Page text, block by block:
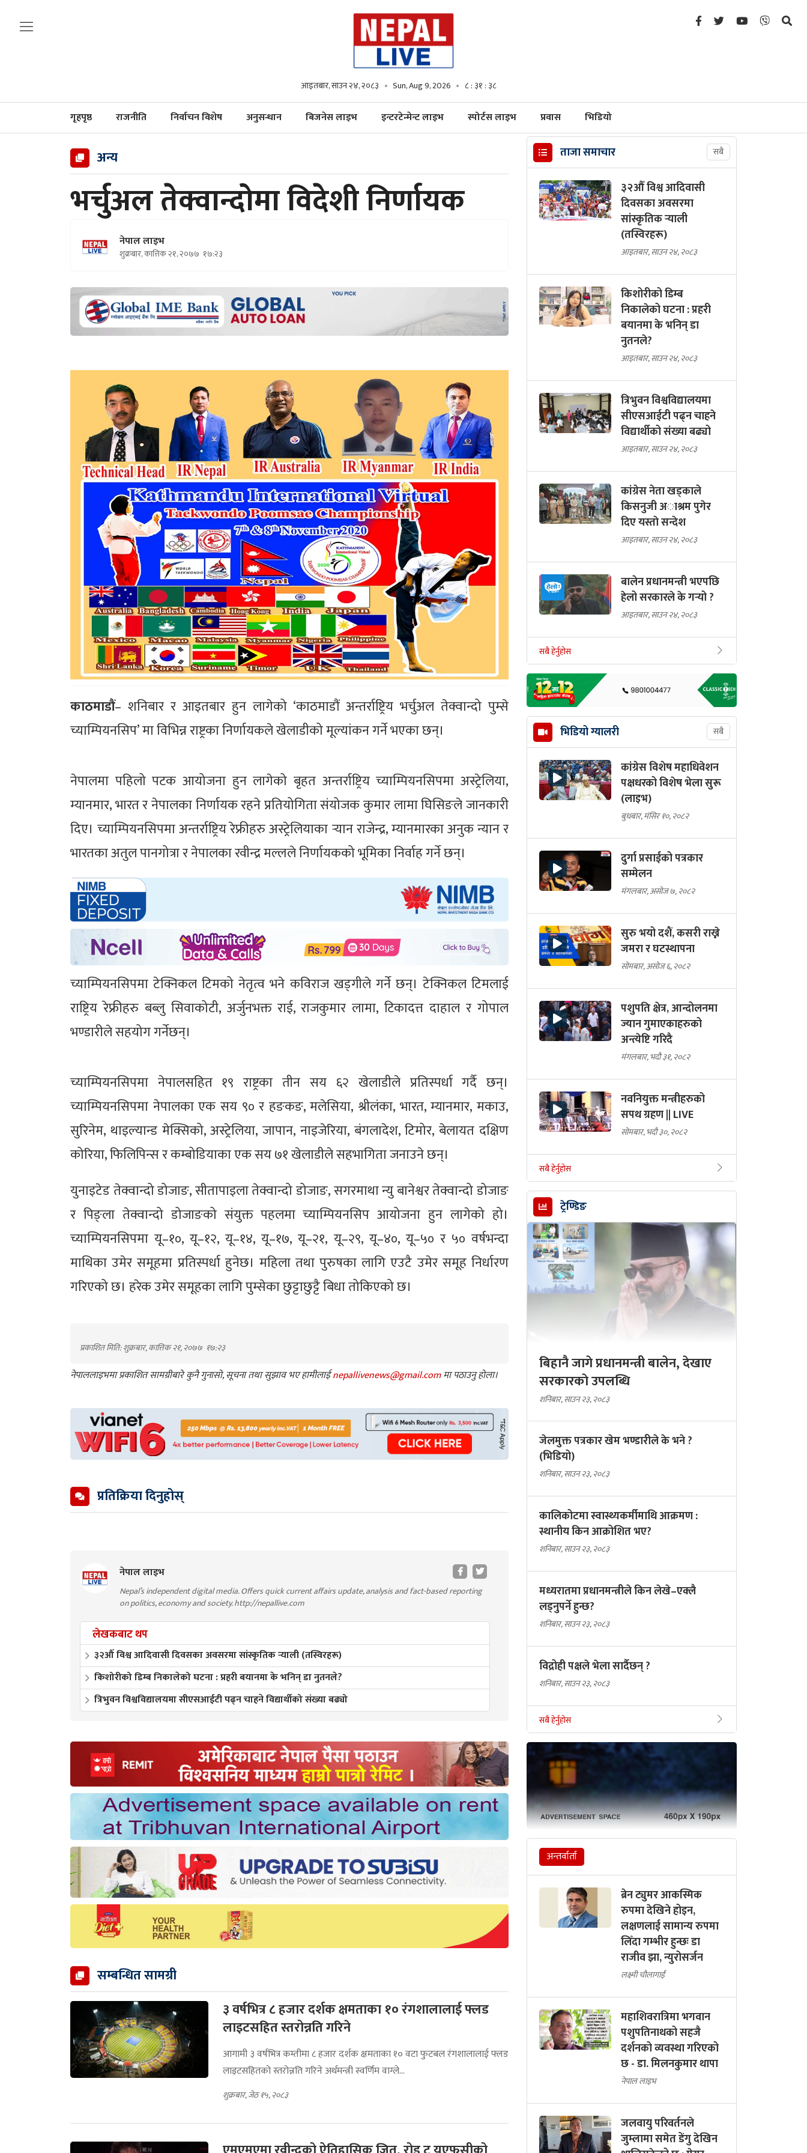
आइतबार, साउन २४, २०८३ Sun, Aug 9, 2026 ८ : ३१ : ३९
गृहपृष्ठ राजनीति निर्वाचन विशेष अनुसन्धान बिजनेस लाइभ इन्टरटेन्मेन्ट लाइभ स्पोर्टस लाइभ प्रवास भिडियो
अन्य
भर्चुअल तेक्वान्दोमा विदेशी निर्णायक
नेपाल लाइभ
शुक्रबार, कात्तिक २१, २०७७ १७:२३
काठमाडौं– शनिबार र आइतबार हुन लागेको ‘काठमाडौं अन्तर्राष्ट्रिय भर्चुअल तेक्वान्दो पुम्से
च्याम्पियनसिप’ मा विभिन्न राष्ट्रका निर्णायकले खेलाडीको मूल्यांकन गर्ने भएका छन्।
नेपालमा पहिलो पटक आयोजना हुन लागेको बृहत अन्तर्राष्ट्रिय च्याम्पियनसिपमा अस्ट्रेलिया,
म्यानमार, भारत र नेपालका निर्णायक रहने प्रतियोगिता संयोजक कुमार लामा घिसिङले जानकारी
दिए। च्याम्पियनसिपमा अन्तर्राष्ट्रिय रेफ्रीहरु अस्ट्रेलियाका र्‍यान राजेन्द्र, म्यानमारका अनुक न्यान र
भारतका अतुल पानगोत्रा र नेपालका रवीन्द्र मल्लले निर्णायकको भूमिका निर्वाह गर्ने छन्।
च्याम्पियनसिपमा टेक्निकल टिमको नेतृत्व भने कविराज खड्गीले गर्ने छन्। टेक्निकल टिमलाई
राष्ट्रिय रेफ्रीहरु बब्लु सिवाकोटी, अर्जुनभक्त राई, राजकुमार लामा, टिकादत्त दाहाल र गोपाल
भण्डारीले सहयोग गर्नेछन्।
च्याम्पियनसिपमा नेपालसहित १९ राष्ट्रका तीन सय ६२ खेलाडीले प्रतिस्पर्धा गर्दै छन्।
च्याम्पियनसिपमा नेपालका एक सय ९० र हङकङ, मलेसिया, श्रीलंका, भारत, म्यानमार, मकाउ,
सुरिनेम, थाइल्यान्ड मेक्सिको, अस्ट्रेलिया, जापान, नाइजेरिया, बंगलादेश, टिमोर, बेलायत दक्षिण
कोरिया, फिलिपिन्स र कम्बोडियाका एक सय ७१ खेलाडीले सहभागिता जनाउने छन्।
युनाइटेड तेक्वान्दो डोजाङ, सीतापाइला तेक्वान्दो डोजाङ, सगरमाथा न्यु बानेश्वर तेक्वान्दो डोजाङ
र पिङ्ला तेक्वान्दो डोजाङको संयुक्त पहलमा च्याम्पियनसिप आयोजना हुन लागेको हो।
च्याम्पियनसिपमा यू–१०, यू–१२, यू–१४, यू–१७, यू–२१, यू–२९, यू–४०, यू–५० र ५० वर्षभन्दा
माथिका उमेर समूहमा प्रतिस्पर्धा हुनेछ। महिला तथा पुरुषका लागि एउटै उमेर समूह निर्धारण
गरिएको छ। हरेक उमेर समूहका लागि पुम्सेका छुट्टाछुट्टै बिधा तोकिएको छ।
प्रकाशित मिति: शुक्रबार, कात्तिक २१, २०७७ १७:२३
नेपाललाइभमा प्रकाशित सामग्रीबारे कुनै गुनासो, सूचना तथा सुझाव भए हामीलाईnepallivenews@gmail.comमा पठाउनु होला।
प्रतिक्रिया दिनुहोस्
नेपाल लाइभ
Nepal’s independent digital media. Offers quick current affairs update, analysis and fact-based reporting
on politics, economy and society. http://nepallive.com
लेखकबाट थप
३२औँ विश्व आदिवासी दिवसका अवसरमा सांस्कृतिक र्‍याली (तस्विरहरू)
किशोरीको डिम्ब निकालेको घटना : प्रहरी बयानमा के भनिन् डा नुतनले?
त्रिभुवन विश्वविद्यालयमा सीएसआईटी पढ्न चाहने विद्यार्थीको संख्या बढ्यो
सम्बन्धित सामग्री
३ वर्षभित्र ८ हजार दर्शक क्षमताका १० रंगशालालाई फ्लड
लाइटसहित स्तरोन्नति गरिने
आगामी ३ वर्षभित्र कम्तीमा ८ हजार दर्शक क्षमताका १० वटा फुटबल रंगशालालाई फ्लड
लाइटसहितको स्तरोन्नति गरिने अर्थमन्त्री स्वर्णिम वाग्ले...
शुक्रबार, जेठ १५, २०८३
ताजा समाचार सबै
३२औँ विश्व आदिवासी
दिवसका अवसरमा
सांस्कृतिक र्‍याली
(तस्विरहरू)
आइतबार, साउन २४, २०८३
किशोरीको डिम्ब
निकालेको घटना : प्रहरी
बयानमा के भनिन् डा
नुतनले?
आइतबार, साउन २४, २०८३
त्रिभुवन विश्वविद्यालयमा
सीएसआईटी पढ्न चाहने
विद्यार्थीको संख्या बढ्यो
आइतबार, साउन २४, २०८३
कांग्रेस नेता खड्काले
किसनुजी अाश्रम पुगेर
दिए यस्ताे सन्देश
आइतबार, साउन २४, २०८३
बालेन प्रधानमन्त्री भएपछि
हेलो सरकारले के गर्‍यो ?
आइतबार, साउन २४, २०८३
सबै हेर्नुहोस
भिडियो ग्यालरी सबै
कांग्रेस विशेष महाधिवेशन
पक्षधरको विशेष भेला सुरू
(लाइभ)
बुधबार, मंसिर १०, २०८२
दुर्गा प्रसाईको पत्रकार
सम्मेलन
मंगलबार, असोज ७, २०८२
सुरु भयो दशैं, कसरी राख्ने
जमरा र घटस्थापना
सोमबार, असोज ६, २०८२
पशुपति क्षेत्र, आन्दोलनमा
ज्यान गुमाएकाहरुको
अन्त्येष्टि गरिदै
मंगलबार, भदौ ३१, २०८२
नवनियुक्त मन्त्रीहरुको
सपथ ग्रहण || LIVE
सोमबार, भदौ ३०, २०८२
सबै हेर्नुहोस
ट्रेण्डिङ
बिहानै जागे प्रधानमन्त्री बालेन, देखाए
सरकारकाे उपलब्धि
शनिबार, साउन २३, २०८३
जेलमुक्त पत्रकार खेम भण्डारीले के भने ?
(भिडियो)
शनिबार, साउन २३, २०८३
कालिकोटमा स्वास्थ्यकर्मीमाथि आक्रमण :
स्थानीय किन आक्रोशित भए?
शनिबार, साउन २३, २०८३
मध्यरातमा प्रधानमन्त्रीले किन लेखे–एक्लै
लड्नुपर्ने हुन्छ?
शनिबार, साउन २३, २०८३
विद्रोही पक्षले भेला सार्दैछन् ?
शनिबार, साउन २३, २०८३
सबै हेर्नुहोस
अन्तर्वार्ता
ब्रेन ट्युमर आकस्मिक
रुपमा देखिने होइन,
लक्षणलाई सामान्य रुपमा
लिँदा गम्भीर हुन्छः डा
राजीव झा, न्युरोसर्जन
लक्ष्मी चौलागाईं
महाशिवरात्रिमा भगवान
पशुपतिनाथको सहजै
दर्शनको व्यवस्था गरिएको
छ - डा. मिलनकुमार थापा
नेपाल लाइभ
जलवायु परिवर्तनले
जुम्लामा समेत डेंगु देखिन